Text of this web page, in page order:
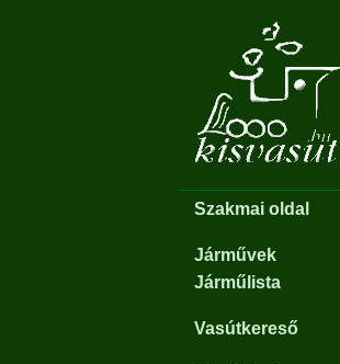
Szakmai oldal
Járművek
Járműlista
Vasútkereső